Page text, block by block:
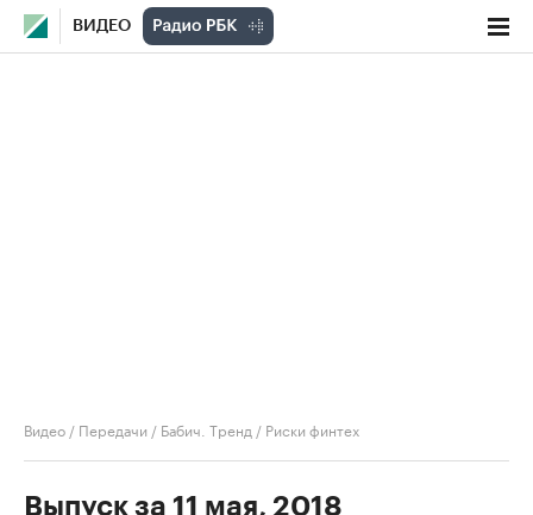
ВИДЕО
Видео / Передачи / Бабич. Тренд / Риски финтех
Выпуск за 11 мая, 2018